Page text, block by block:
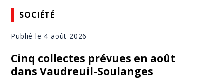
SOCIÉTÉ
Publié le 4 août 2026
Cinq collectes prévues en août
dans Vaudreuil-Soulanges